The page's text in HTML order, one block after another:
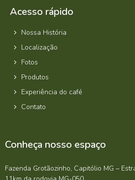
Acesso rápido
Nossa História
Localização
Fotos
Produtos
Experiência do café
Contato
Conheça nosso espaço
Fazenda Grotãozinho, Capitólio MG –